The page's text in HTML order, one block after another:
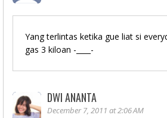
Yang terlintas ketika gue liat si
gas 3 kiloan -____-
DWI ANANTA
December 7, 2011 at 2:06 AM